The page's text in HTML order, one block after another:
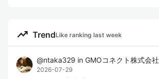
trending_up TrendLike ranking last week
@ntaka329 in GMOコネクト株式会社
2026-07-29